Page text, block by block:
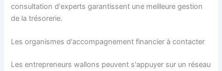
consultation d'experts garantissent une meilleure gestion
de la trésorerie.
Les organismes d'accompagnement financier à contacter
Les entrepreneurs wallons peuvent s'appuyer sur un réseau